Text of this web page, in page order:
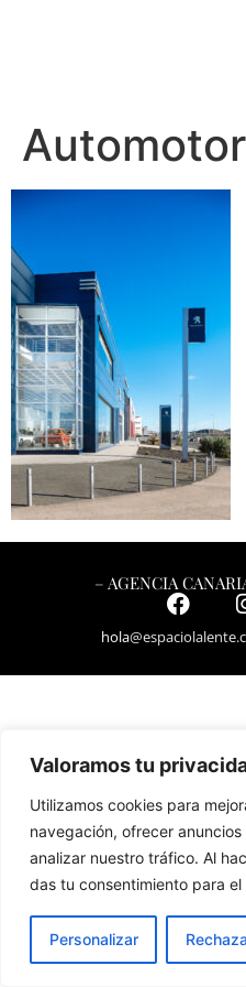
Valoramos tu
Utilizamos cookies para
navegación, ofrecer
analizar nuestro tráfico. Al
das tu consentimiento para el
Personalizar
– AGENCIA
hola